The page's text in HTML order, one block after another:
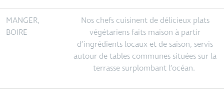
MANGER,
BOIRE
Nos chefs cuisinent de délicieux plats
végétariens faits maison à partir
d’ingrédients locaux et de saison, servis
autour de tables communes situées sur la
terrasse surplombant l’océan.